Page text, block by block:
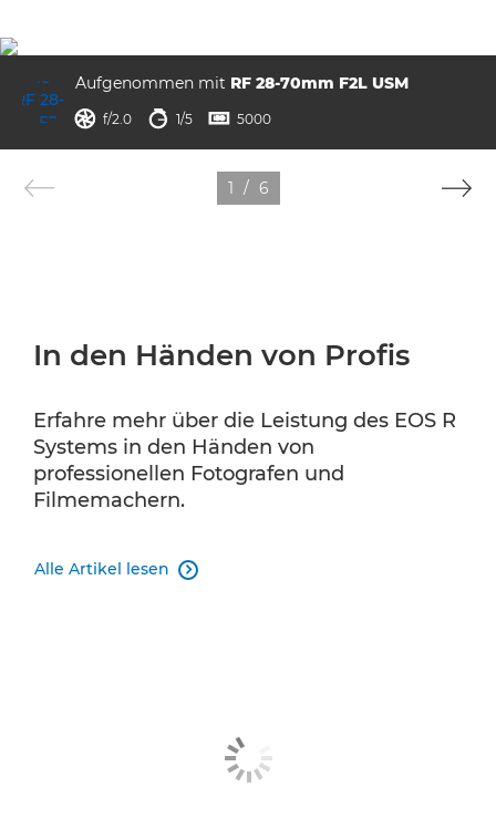
Aufgenommen mit RF 28-70mm F2L USM
Blende
 f/2.0 Verschlusszeit
 1/5 ISO
 5000
1 / 6
In den Händen von Profis
Erfahre mehr über die Leistung des EOS R
Systems in den Händen von
professionellen Fotografen und
Filmemachern.
Alle Artikel lesen 